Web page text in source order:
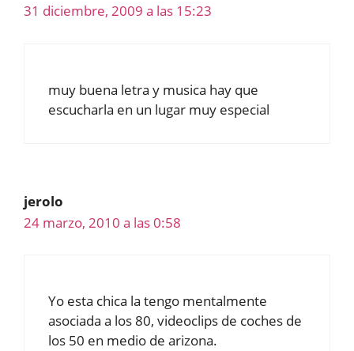
31 diciembre, 2009 a las 15:23
muy buena letra y musica hay que
escucharla en un lugar muy especial
jerolo
24 marzo, 2010 a las 0:58
Yo esta chica la tengo mentalmente
asociada a los 80, videoclips de coches de
los 50 en medio de arizona.